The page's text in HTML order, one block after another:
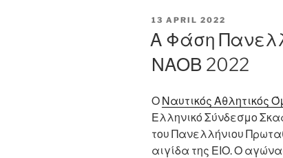
POSTED
13 APRIL 2022
Α Φάση
ΝΑΟΒ 2022
Ο Ναυτικός Αθλητικός
Ελληνικό Σύνδεσμο
του Πανελλήνιου
αιγίδα της ΕΙΟ. Ο